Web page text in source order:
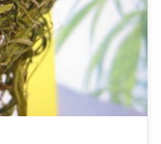
lub negatywne,
niektórych (lub
pobliżu (negatywna